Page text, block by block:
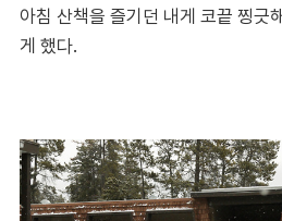
아침 산책을 즐기던 내게 코끝 찡긋
게 했다.